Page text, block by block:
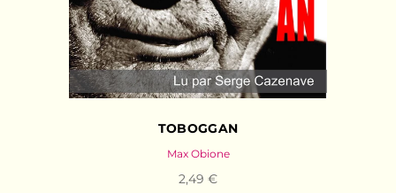
TOBOGGAN
Max Obione
2,49 €